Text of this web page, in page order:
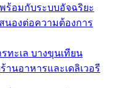
ร้อมกับระบบอัจฉริยะ
นองต่อความต้องการ
ทะเล บางขุนเทียน
นอาหารและเดลิเวอรี